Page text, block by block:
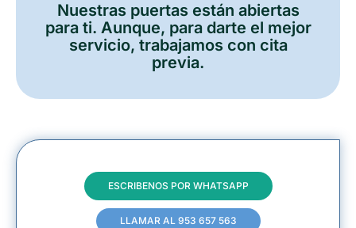
Nuestras puertas están abiertas
para ti. Aunque, para darte el mejor
servicio, trabajamos con cita
previa.
ESCRIBENOS POR WHATSAPP
LLAMAR AL 953 657 563